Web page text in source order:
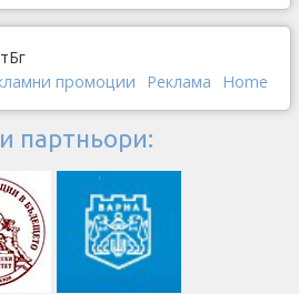
промоции Реклама Home
партньори: